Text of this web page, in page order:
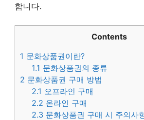
합니다.
Contents
1 문화상품권이란?
1.1 문화상품권의 종류
2 문화상품권 구매 방법
2.1 오프라인 구매
2.2 온라인 구매
2.3 문화상품권 구매 시 주의사